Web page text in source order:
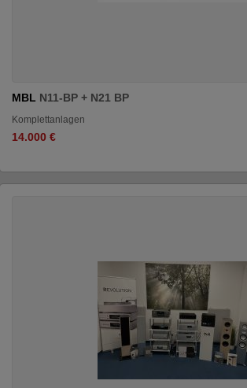
MBL N11-BP + N21 BP
Komplettanlagen
14.000 €